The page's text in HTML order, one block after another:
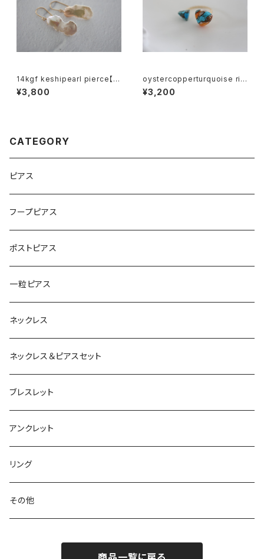
14kgf keshipearl pierce【k
gf5601】
¥3,800
oystercopperturquoise rin
g【5550】
¥3,200
CATEGORY
ピアス
フープピアス
ポストピアス
一粒ピアス
ネックレス
ネックレス＆ピアスセット
ブレスレット
アンクレット
リング
その他